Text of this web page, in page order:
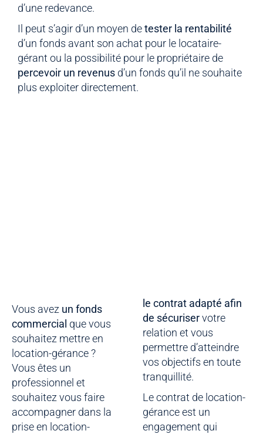
d’une redevance.
Il peut s’agir d’un moyen detester la rentabilité
d’un fonds avant son achat pour le locataire-
gérant ou la possibilité pour le propriétaire de
percevoir un revenus d’un fonds qu’il ne souhaite
plus exploiter directement.
Vous avez un fonds
commercial que vous
souhaitez mettre en
location-gérance ?
Vous êtes un
professionnel et
souhaitez vous faire
accompagner dans la
prise en location-
le contrat adapté afin
de sécuriservotre
relation et vous
permettre d’atteindre
vos objectifs en toute
tranquillité.
Le contrat de location-
gérance est un
engagement qui